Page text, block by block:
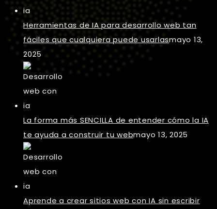
Herramientas de IA para desarrollo web tan
fáciles que cualquiera puede usarlasmayo 13,
2025
La forma más SENCILLA de entender cómo la IA
te ayuda a construir tu webmayo 13, 2025
Aprende a crear sitios web con IA sin escribir